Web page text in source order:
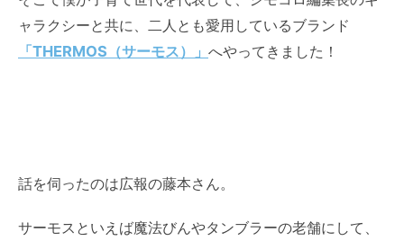
ャラクシーと共に、二人とも愛用しているブランド
「THERMOS（サーモス）」 へやってきました！
話を伺ったのは広報の藤本さん。
サーモスといえば魔法びんやタンブラーの老舗にして、